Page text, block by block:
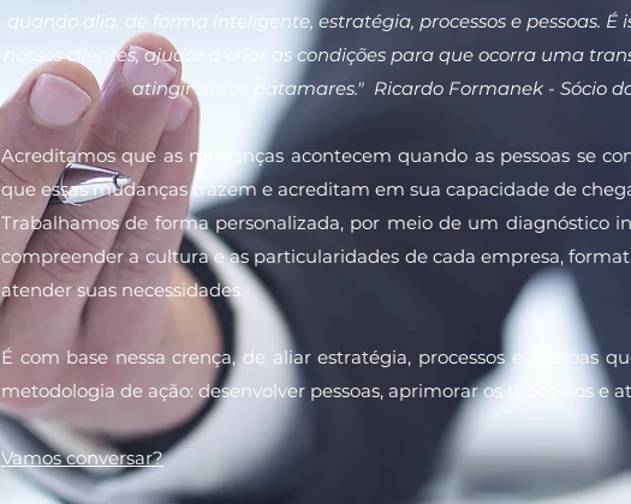
quando alia, de forma inteligente, estratégia, processos e pessoas. É
nossos clientes, ajudar a criar as condições para que ocorra uma
atingir novos patamares." Ricardo Formanek - Sócio
Acreditamos que as mudanças acontecem quando as pessoas se
que essas mudanças trazem e acreditam em sua capacidade de
Trabalhamos de forma personalizada, por meio de um diagnóstico
compreender a cultura e as particularidades de cada empresa,
atender suas necessidades.
É com base nessa crença, de aliar estratégia, processos e pessoas
metodologia de ação: desenvolver pessoas, aprimorar os processos e
Vamos conversar?